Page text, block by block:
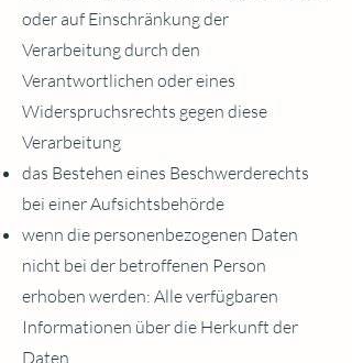
oder auf Einschränkung der
Verarbeitung durch den
Verantwortlichen oder eines
Widerspruchsrechts gegen diese
Verarbeitung
das Bestehen eines Beschwerderechts
bei einer Aufsichtsbehörde
wenn die personenbezogenen Daten
nicht bei der betroffenen Person
erhoben werden: Alle verfügbaren
Informationen über die Herkunft der
Daten